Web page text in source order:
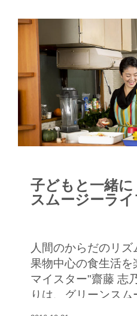
子どもと一緒に
スムージーライ
人間のからだのリ
果物中心の食生活を
マイスター"齋藤 志
りは、グリーンス